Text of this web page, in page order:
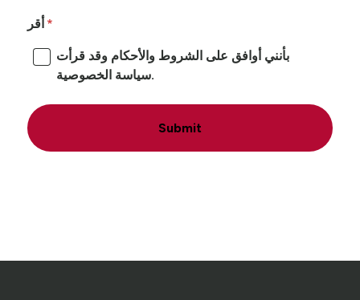
أقر
بأنني أوافق على الشروط والأحكام وقد قرأت
سياسة الخصوصية.
Submit